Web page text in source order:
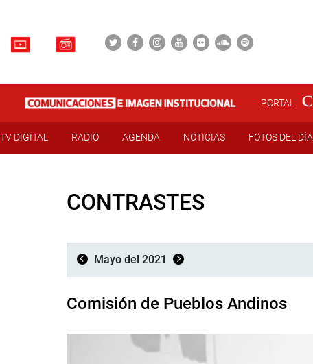
PORTAL
TV DIGITAL RADIO AGENDA NOTICIAS FOTOS DEL DÍA
CONTRASTES
Mayo del 2021
Comisión de Pueblos Andinos